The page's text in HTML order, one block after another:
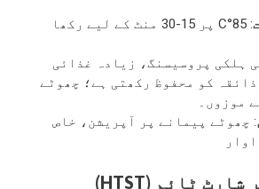
: 85°C پر 15-30 منٹ کے لیے رکھا
ہلکی پروسیسنگ، زیادہ غذائی
ذائقہ کو محفوظ رکھتی ہے؛ چھوٹے
موزوں۔
: چھوٹے پیمانے پر آپریشن، خاص
ہائی ٹمپریچر شارٹ ٹائم (HTST)